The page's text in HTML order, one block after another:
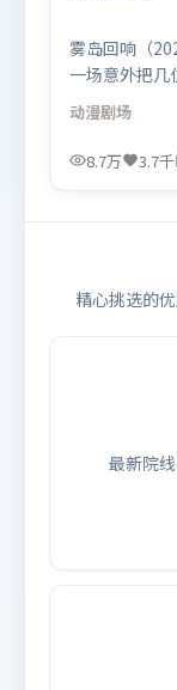
雾岛回响（
一场意外把几
与背叛交替
质，增强沉浸
易烊千玺、基
动漫剧场
8.7万 3.7千
精心挑选的
最新院